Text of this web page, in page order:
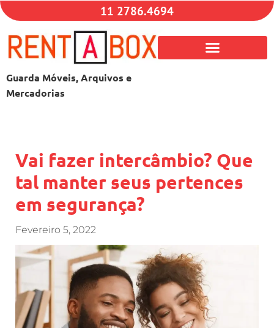
11 2786.4694
Guarda Móveis, Arquivos e
Mercadorias
Vai fazer intercâmbio? Que
tal manter seus pertences
em segurança?
Fevereiro 5, 2022